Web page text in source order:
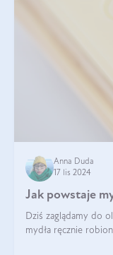
Anna Duda
17 lis 2024
Jak powstaje
Dziś zaglądamy do
mydła ręcznie